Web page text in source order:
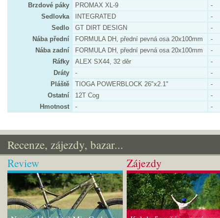
Brzdové páky
PROMAX XL-9
-
Sedlovka
INTEGRATED
-
Sedlo
GT DIRT DESIGN
-
Nába přední
FORMULA DH, přední pevná osa 20x100mm
-
Nába zadní
FORMULA DH, přední pevná osa 20x100mm
-
Ráfky
ALEX SX44, 32 děr
-
Dráty
-
-
Pláště
TIOGA POWERBLOCK 26"x2.1"
-
Ostatní
12T Cog
-
Hmotnost
- -
Recenze, zájezdy, bazar...
Review Zájezdy